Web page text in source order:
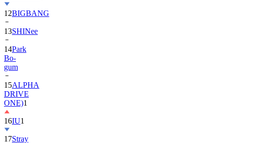
13SHINee
14Park
Bo-
gum
15ALPHA
DRIVE
ONE)1
16IU1
17Stray
Kids